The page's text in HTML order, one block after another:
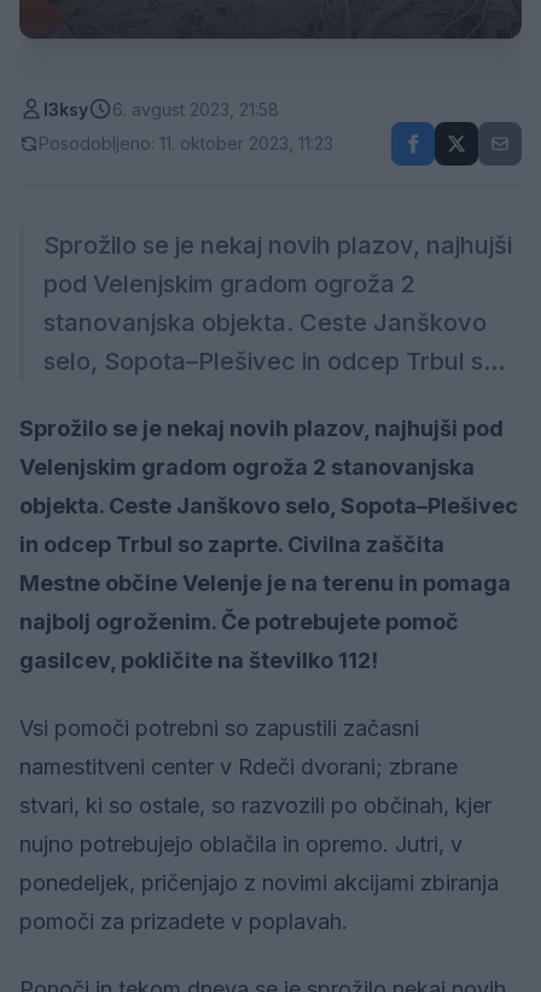
l3ksy
6. avgust 2023, 21:58
Posodobljeno: 11. oktober 2023, 11:23
Sprožilo se je nekaj novih plazov, najhujši
pod Velenjskim gradom ogroža 2
stanovanjska objekta. Ceste Janškovo
selo, Sopota–Plešivec in odcep Trbul s...
Sprožilo se je nekaj novih plazov, najhujši pod
Velenjskim gradom ogroža 2 stanovanjska
objekta. Ceste Janškovo selo, Sopota–Plešivec
in odcep Trbul so zaprte. Civilna zaščita
Mestne občine Velenje je na terenu in pomaga
najbolj ogroženim. Če potrebujete pomoč
gasilcev, pokličite na številko 112!
Vsi pomoči potrebni so zapustili začasni
namestitveni center v Rdeči dvorani; zbrane
stvari, ki so ostale, so razvozili po občinah, kjer
nujno potrebujejo oblačila in opremo. Jutri, v
ponedeljek, pričenjajo z novimi akcijami zbiranja
pomoči za prizadete v poplavah.